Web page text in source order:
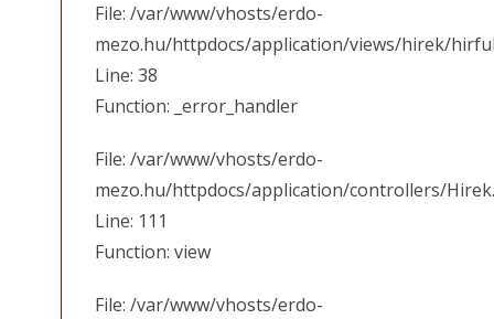
File: /var/www/vhosts/erdo-
mezo.hu/httpdocs/application/views/hirek/
Line: 38
Function: _error_handler
File: /var/www/vhosts/erdo-
mezo.hu/httpdocs/application/controllers/
Line: 111
Function: view
File: /var/www/vhosts/erdo-